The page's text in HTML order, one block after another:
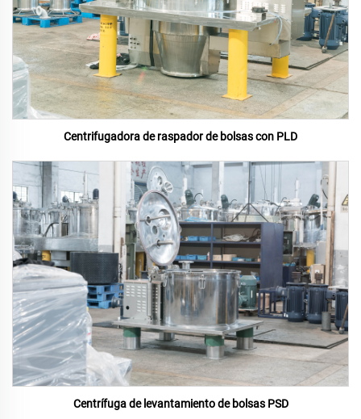
Centrifugadora de raspador de bolsas con PLD
Centrífuga de levantamiento de bolsas PSD